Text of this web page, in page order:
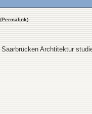
(Permalink)
Archtitektur